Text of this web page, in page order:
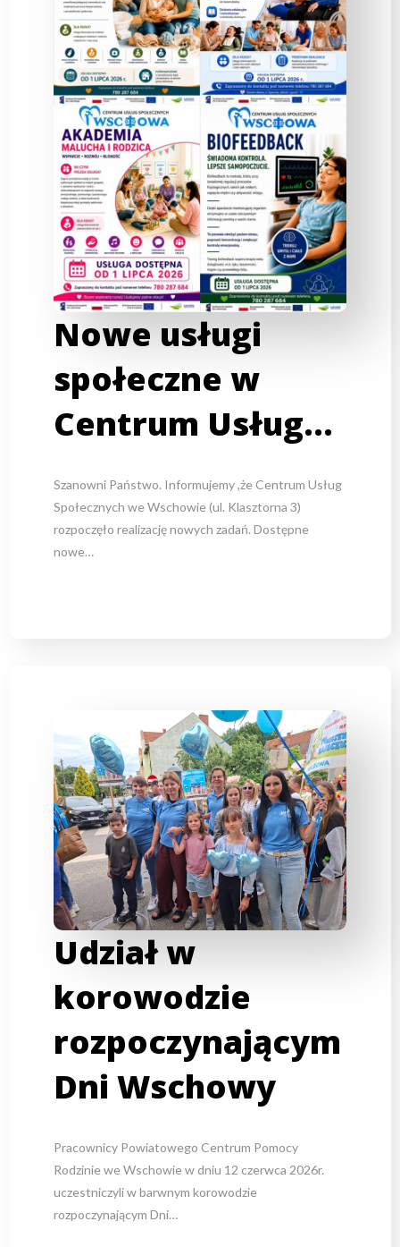
Nowe usługi
społeczne w
Centrum Usług…
Szanowni Państwo. Informujemy ,że Centrum Usług
Społecznych we Wschowie (ul. Klasztorna 3)
rozpoczęło realizację nowych zadań. Dostępne
nowe…
Udział w
korowodzie
rozpoczynającym
Dni Wschowy
Pracownicy Powiatowego Centrum Pomocy
Rodzinie we Wschowie w dniu 12 czerwca 2026r.
uczestniczyli w barwnym korowodzie
rozpoczynającym Dni…